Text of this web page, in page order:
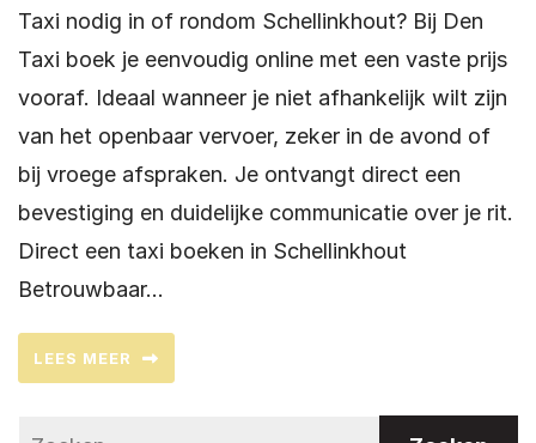
Taxi nodig in of rondom Schellinkhout? Bij Den
Taxi boek je eenvoudig online met een vaste prijs
vooraf. Ideaal wanneer je niet afhankelijk wilt zijn
van het openbaar vervoer, zeker in de avond of
bij vroege afspraken. Je ontvangt direct een
bevestiging en duidelijke communicatie over je rit.
Direct een taxi boeken in Schellinkhout
Betrouwbaar…
LEES MEER